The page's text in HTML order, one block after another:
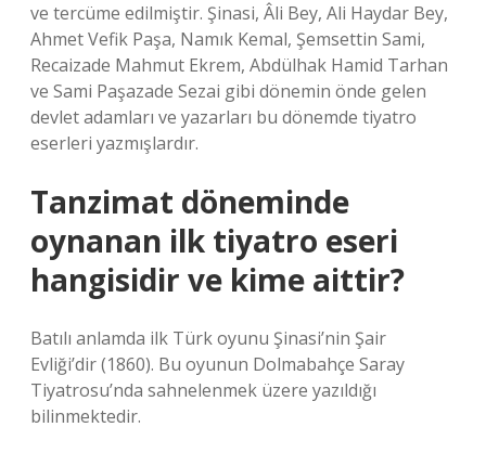
ve tercüme edilmiştir. Şinasi, Âli Bey, Ali Haydar Bey,
Ahmet Vefik Paşa, Namık Kemal, Şemsettin Sami,
Recaizade Mahmut Ekrem, Abdülhak Hamid Tarhan
ve Sami Paşazade Sezai gibi dönemin önde gelen
devlet adamları ve yazarları bu dönemde tiyatro
eserleri yazmışlardır.
Tanzimat döneminde
oynanan ilk tiyatro eseri
hangisidir ve kime aittir?
Batılı anlamda ilk Türk oyunu Şinasi’nin Şair
Evliği’dir (1860). Bu oyunun Dolmabahçe Saray
Tiyatrosu’nda sahnelenmek üzere yazıldığı
bilinmektedir.